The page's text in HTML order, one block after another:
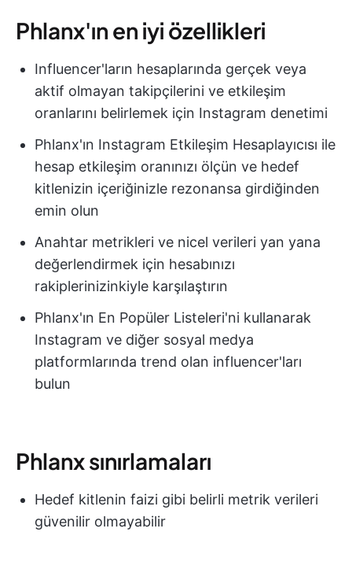
Phlanx'ın en iyi özellikleri
Influencer'ların hesaplarında gerçek veya
aktif olmayan takipçilerini ve etkileşim
oranlarını belirlemek için Instagram denetimi
Phlanx'ın Instagram Etkileşim Hesaplayıcısı ile
hesap etkileşim oranınızı ölçün ve hedef
kitlenizin içeriğinizle rezonansa girdiğinden
emin olun
Anahtar metrikleri ve nicel verileri yan yana
değerlendirmek için hesabınızı
rakiplerinizinkiyle karşılaştırın
Phlanx'ın En Popüler Listeleri'ni kullanarak
Instagram ve diğer sosyal medya
platformlarında trend olan influencer'ları
bulun
Phlanx sınırlamaları
Hedef kitlenin faizi gibi belirli metrik verileri
güvenilir olmayabilir